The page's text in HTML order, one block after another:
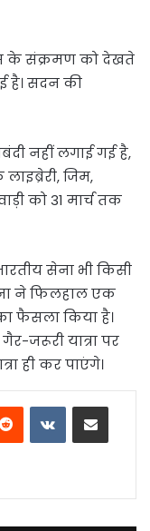
के संक्रमण को देखते
है। सदन की
नहीं लगाई गई है,
जिम,
को 31 मार्च तक
सेना भी किसी
ने फिलहाल एक
फैसला किया है।
जरूरी यात्रा पर
ही कर पाएंगे।
Reddit VKontakteShare via Email